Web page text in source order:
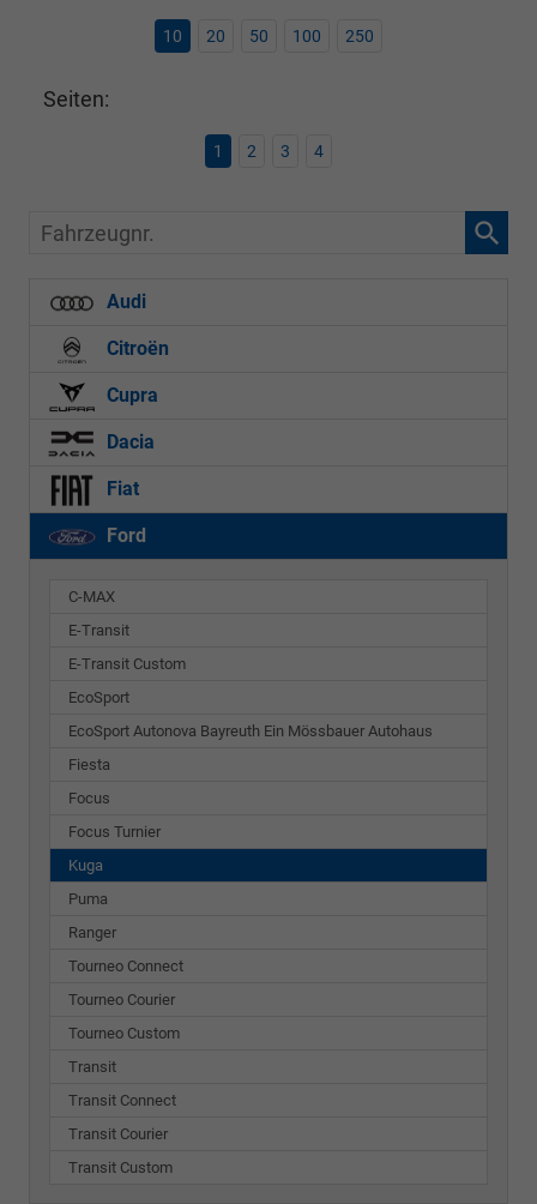
10 20 50 100 250
Seiten:
1 2 3 4
Fahrzeugnr.
Audi
Citroën
Cupra
Dacia
Fiat
Ford
C-MAX
E-Transit
E-Transit Custom
EcoSport
EcoSport Autonova Bayreuth Ein Mössbauer Autohaus
Fiesta
Focus
Focus Turnier
Kuga
Puma
Ranger
Tourneo Connect
Tourneo Courier
Tourneo Custom
Transit
Transit Connect
Transit Courier
Transit Custom